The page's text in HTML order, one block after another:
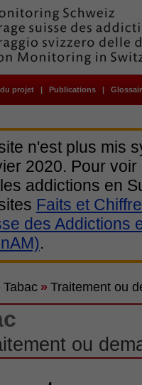
projet | Publications |
n'est plus mis
2020. Pour
addictions en
Faits et
des Addictions
.
Tabac » Traitement ou
ou